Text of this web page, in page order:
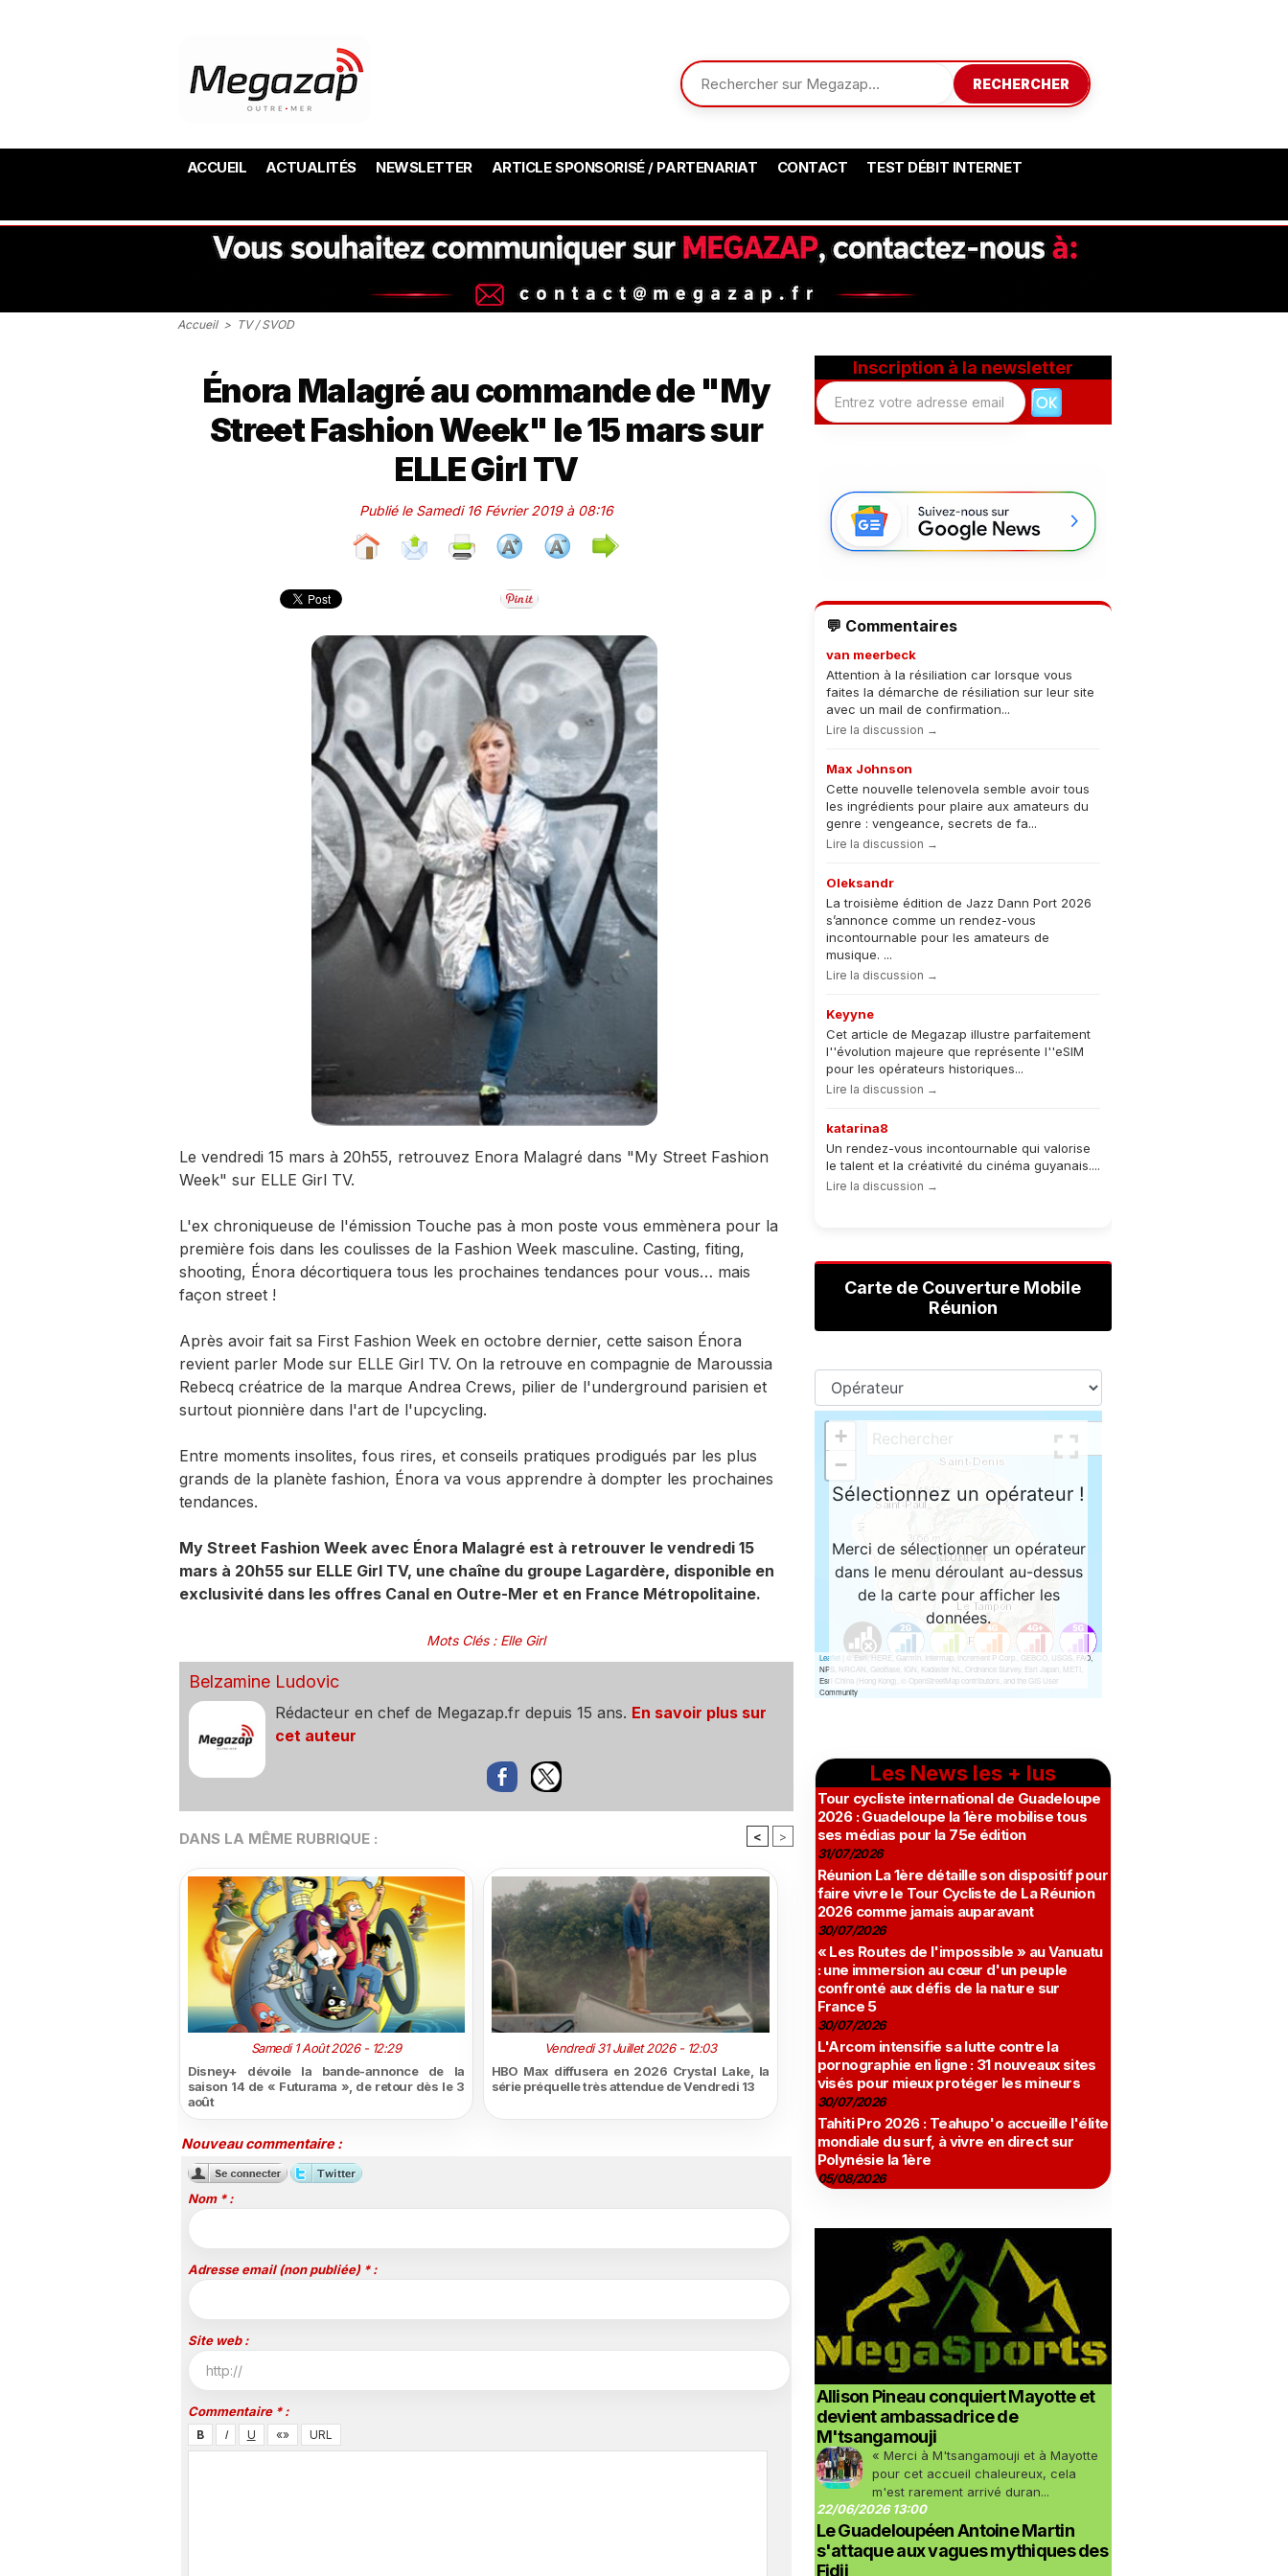
RECHERCHER
ACCUEIL ACTUALITÉS NEWSLETTER ARTICLE SPONSORISÉ / PARTENARIAT CONTACT TEST DÉBIT INTERNET
Accueil > TV / SVOD
Énora Malagré au commande de "My
Street Fashion Week" le 15 mars sur
ELLE Girl TV
Publié le Samedi 16 Février 2019 à 08:16
Le vendredi 15 mars à 20h55, retrouvez Enora Malagré dans "My Street Fashion
Week" sur ELLE Girl TV.
L'ex chroniqueuse de l'émission Touche pas à mon poste vous emmènera pour la
première fois dans les coulisses de la Fashion Week masculine. Casting, fiting,
shooting, Énora décortiquera tous les prochaines tendances pour vous… mais
façon street !
Après avoir fait sa First Fashion Week en octobre dernier, cette saison Énora
revient parler Mode sur ELLE Girl TV. On la retrouve en compagnie de Maroussia
Rebecq créatrice de la marque Andrea Crews, pilier de l'underground parisien et
surtout pionnière dans l'art de l'upcycling.
Entre moments insolites, fous rires, et conseils pratiques prodigués par les plus
grands de la planète fashion, Énora va vous apprendre à dompter les prochaines
tendances.
My Street Fashion Week avec Énora Malagré est à retrouver le vendredi 15
mars à 20h55 sur ELLE Girl TV, une chaîne du groupe Lagardère, disponible en
exclusivité dans les offres Canal en Outre-Mer et en France Métropolitaine.
Mots Clés: Elle Girl
Belzamine Ludovic
Rédacteur en chef de Megazap.fr depuis 15 ans. En savoir plus sur
cet auteur
DANS LA MÊME RUBRIQUE : < >
Samedi 1 Août 2026 - 12:29
Disney+ dévoile la bande-annonce de la
saison 14 de « Futurama », de retour dès le 3
août
Vendredi 31 Juillet 2026 - 12:03
HBO Max diffusera en 2026 Crystal Lake, la
série préquelle très attendue de Vendredi 13
Nouveau commentaire :
Nom * :
Adresse email (non publiée) * :
Site web :
Commentaire * :
Inscription à la newsletter
💬 Commentaires
van meerbeck
Attention à la résiliation car lorsque vous
faites la démarche de résiliation sur leur site
avec un mail de confirmation...
Lire la discussion →
Max Johnson
Cette nouvelle telenovela semble avoir tous
les ingrédients pour plaire aux amateurs du
genre : vengeance, secrets de fa...
Lire la discussion →
Oleksandr
La troisième édition de Jazz Dann Port 2026
s’annonce comme un rendez-vous
incontournable pour les amateurs de
musique. ...
Lire la discussion →
Keyyne
Cet article de Megazap illustre parfaitement
l''évolution majeure que représente l''eSIM
pour les opérateurs historiques...
Lire la discussion →
katarina8
Un rendez-vous incontournable qui valorise
le talent et la créativité du cinéma guyanais....
Lire la discussion →
Carte de Couverture Mobile
Réunion
Les News les + lus
Tour cycliste international de Guadeloupe
2026 : Guadeloupe la 1ère mobilise tous
ses médias pour la 75e édition
31/07/2026
Réunion La 1ère détaille son dispositif pour
faire vivre le Tour Cycliste de La Réunion
2026 comme jamais auparavant
30/07/2026
« Les Routes de l'impossible » au Vanuatu
: une immersion au cœur d'un peuple
confronté aux défis de la nature sur
France 5
30/07/2026
L'Arcom intensifie sa lutte contre la
pornographie en ligne : 31 nouveaux sites
visés pour mieux protéger les mineurs
30/07/2026
Tahiti Pro 2026 : Teahupo'o accueille l'élite
mondiale du surf, à vivre en direct sur
Polynésie la 1ère
05/08/2026
Allison Pineau conquiert Mayotte et
devient ambassadrice de
M'tsangamouji
« Merci à M'tsangamouji et à Mayotte
pour cet accueil chaleureux, cela
m'est rarement arrivé duran...
22/06/2026 13:00
Le Guadeloupéen Antoine Martin
s'attaque aux vagues mythiques des
Fidji